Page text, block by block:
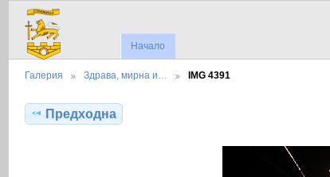
Начало
Галерия Здрава, мирна и… IMG 4391
Предходна